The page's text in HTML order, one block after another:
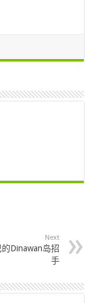
Next
Dinawan岛招
手